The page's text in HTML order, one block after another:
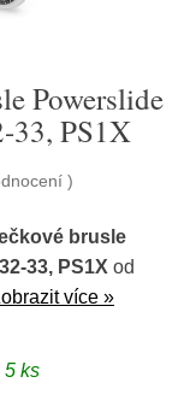
Powerslide
33, PS1X
)
brusle
33, PS1X od
více »
5 ks